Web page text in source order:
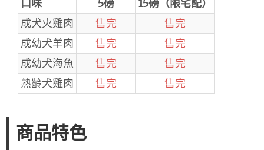
口味 5磅
15磅（限宅配）
成犬火雞肉
售完
售完
成幼犬羊肉
售完
售完
成幼犬海魚
售完
售完
熟齡犬雞肉
售完 售完
商品特色